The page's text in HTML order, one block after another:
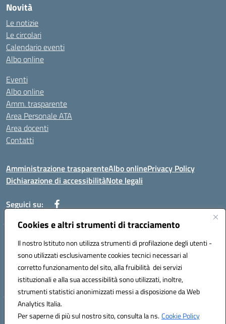
Cookies e altri strumenti di tracciamento
Il nostro Istituto non utilizza strumenti di profilazione degli utenti -
sono utilizzati esclusivamente cookies tecnici necessari al
corretto funzionamento del sito, alla fruibilità dei servizi
istituzionali e alla sua accessibilità sono utilizzati, inoltre,
strumenti statistici anonimizzati messi a disposizione da Web
Analytics Italia.
Per saperne di più sul nostro sito, consulta la ns.Cookie Policy
Novità
Le notizie
Le circolari
Calendario eventi
Albo online
Eventi
Albo online
Amm. trasparente
Area Personale ATA
Area docenti
Contatti
Amministrazione trasparenteAlbo onlinePrivacy Policy
Dichiarazione di accessibilitàNote legali
Seguici su:
Indirizzo: VIA BRECCIAME, 46 - 81024 MADDALONI (CE)
Mail: CEIC8AU001@istruzione.it - Pec: CEIC8AU001@pec.istruzione.it -
Telefono: 0823408721
Meccanografico: CEIC8AU001
Codice fiscale: 93086080616
Hosting & Powered by 3D Solution S.r.l.